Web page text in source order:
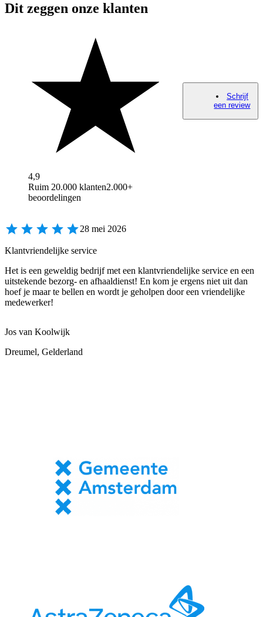
Dit zeggen onze klanten
4,9
Ruim 20.000 klanten2.000+
beoordelingen
Schrijf
een review
28 mei 2026
Klantvriendelijke service
Het is een geweldig bedrijf met een klantvriendelijke service en een
uitstekende bezorg- en afhaaldienst! En kom je ergens niet uit dan
hoef je maar te bellen en wordt je geholpen door een vriendelijke
medewerker!
Jos van Koolwijk
Dreumel, Gelderland